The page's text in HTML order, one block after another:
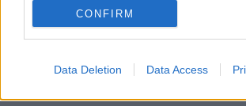
CONFIRM
Data Deletion Data Access